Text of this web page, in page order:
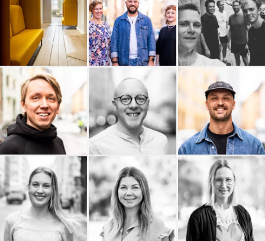
Arc Power Andtech AB Adaptiv
ALPA AB Adam Bisno ACL Group